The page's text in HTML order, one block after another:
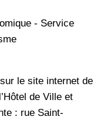
- Service
le site internet de
de Ville et
: rue Saint-